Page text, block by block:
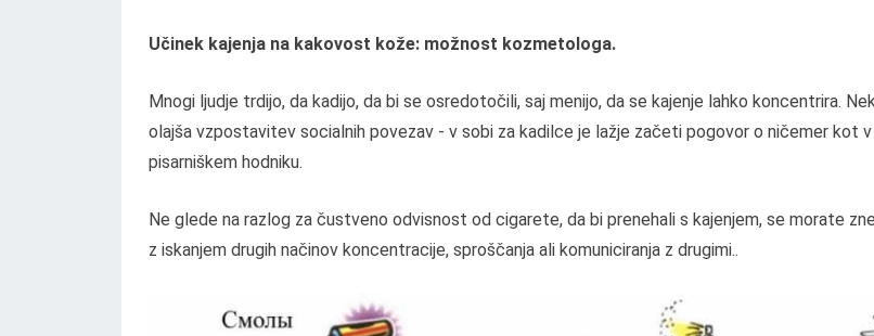
Učinek kajenja na kakovost kože: možnost kozmetologa.
Mnogi ljudje trdijo, da kadijo, da bi se osredotočili, saj menijo, da se kajenje lahko koncentrira.
olajša vzpostavitev socialnih povezav - v sobi za kadilce je lažje začeti pogovor o ničemer kot v
pisarniškem hodniku.
Ne glede na razlog za čustveno odvisnost od cigarete, da bi prenehali s kajenjem, se morate
z iskanjem drugih načinov koncentracije, sproščanja ali komuniciranja z drugimi..